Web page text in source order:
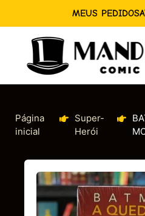
MEUS PEDIDOS
Página
inicial
Super-
Herói